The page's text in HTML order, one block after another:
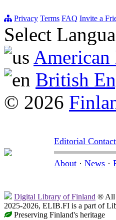
Privacy Terms FAQ Invite a
Select
American
British
© 2026
Editorial
About · News ·
Digital Library of Finland ® All
2025-2026, ELIB.FI is a part of
Preserving Finland's heritage